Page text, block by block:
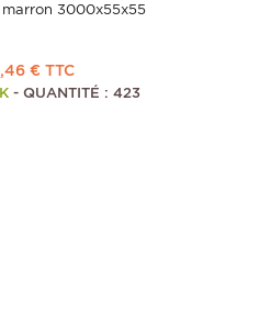
3000x55x55
€ TTC
- QUANTITÉ : 423